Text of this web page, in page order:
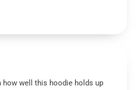
how well this hoodie holds up